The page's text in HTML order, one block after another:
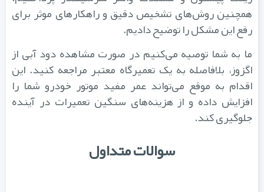
همچنین روش‌های تشخیص دقیق و راهکارهای موثر برای
رفع این مشکل را توضیح دادیم.
ما به شما توصیه می‌کنیم در صورت مشاهده دود آبی از
اگزوز، بلافاصله به یک تعمیرگاه معتبر مراجعه کنید. این
اقدام به موقع می‌تواند عمر مفید موتور خودرو شما را
افزایش داده و از هزینه‌های سنگین تعمیرات در آینده
جلوگیری کند.
سوالات متداول